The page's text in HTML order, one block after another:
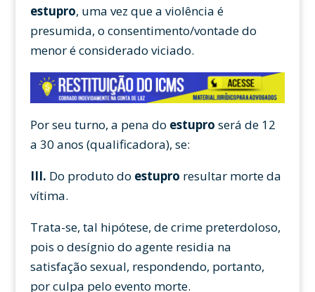
estupro, uma vez que a violência é
presumida, o consentimento/vontade do
menor é considerado viciado.
Por seu turno, a pena do estupro será de 12
a 30 anos (qualificadora), se:
III. Do produto do estupro resultar morte da
vítima.
Trata-se, tal hipótese, de crime preterdoloso,
pois o desígnio do agente residia na
satisfação sexual, respondendo, portanto,
por culpa pelo evento morte.